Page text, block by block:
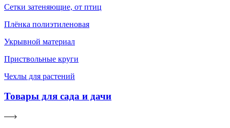
Сетки затеняющие, от птиц
Плёнка полиэтиленовая
Укрывной материал
Приствольные круги
Чехлы для растений
Товары для сада и дачи